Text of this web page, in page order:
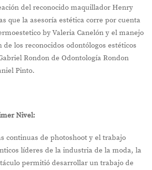
del reconocido maquillador Henry
que la asesoría estética corre por cuenta
by Valeria Canelón y el manejo
de los reconocidos odontólogos estéticos
Rondon de Odontología Rondon
Pinto.
Nivel:
continuas de photoshoot y el trabajo
líderes de la industria de la moda, la
permitió desarrollar un trabajo de